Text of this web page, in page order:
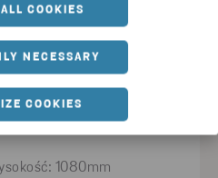
COOKIES
NECESSARY
COOKIES
2 m3
1080mm